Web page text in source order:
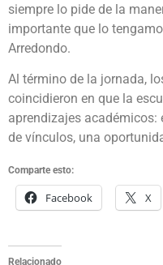
siempre lo pide de la
importante que lo
Arredondo.
Al término de la jornada,
coincidieron en que la
aprendizajes
de vínculos, una
Comparte esto:
Facebook X
Relacionado